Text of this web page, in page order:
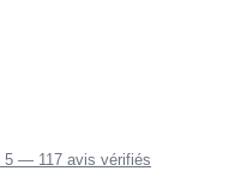
5 — 117 avis vérifiés